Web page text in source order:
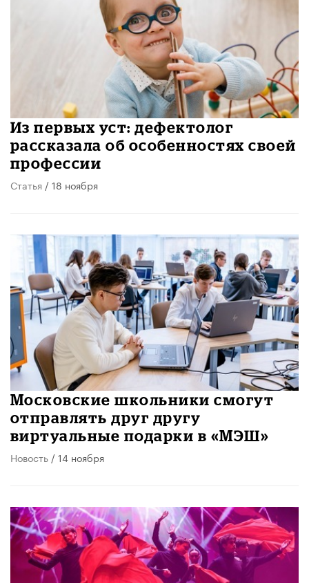
Из первых уст: дефектолог
рассказала об особенностях своей
профессии
Статья / 18 ноября
Московские школьники смогут
отправлять друг другу
виртуальные подарки в «МЭШ»
Новость / 14 ноября